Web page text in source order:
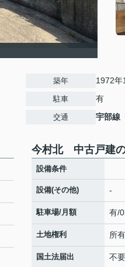
築年 1972年
駐車 有
交通 宇部線
今村北 中古戸建
設備条件
設備(その他) -
駐車場/月額 有/
土地権利 所
国土法届出 不要